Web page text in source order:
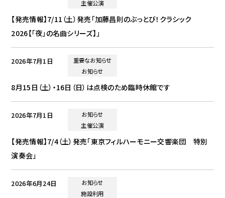
主催公演
【発売情報】7/11（土）発売「加藤昌則のぶっとび！クラシック
2026【「夜」の名曲シリーズ】」
2026年7月1日
重要なお知らせ
お知らせ
8月15日（土）・16日（日）は点検のため臨時休館です
2026年7月1日
お知らせ
主催公演
【発売情報】7/4（土）発売「東京フィルハーモニー交響楽団 特別
演奏会」
2026年6月24日
お知らせ
施設利用